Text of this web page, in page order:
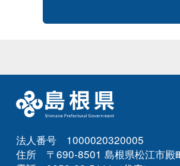
法人番号 1000020320005
住所 〒690-8501 島根県松江市殿